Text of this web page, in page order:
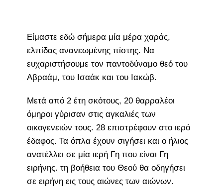
Είμαστε εδώ σήμερα μία μέρα χαράς,
ελπίδας ανανεωμένης πίστης. Να
ευχαριστήσουμε τον παντοδύναμο θεό του
Αβραάμ, του Ισαάκ και του Ιακώβ.
Μετά από 2 έτη σκότους, 20 θαρραλέοι
όμηροι γύρισαν στις αγκαλιές των
οικογενειών τους. 28 επιστρέφουν στο ιερό
έδαφος. Τα όπλα έχουν σιγήσει και ο ήλιος
ανατέλλει σε μία ιερή Γη που είναι Γη
ειρήνης. τη βοήθεια του Θεού θα οδηγήσει
σε ειρήνη εις τους αιώνες των αιώνων.